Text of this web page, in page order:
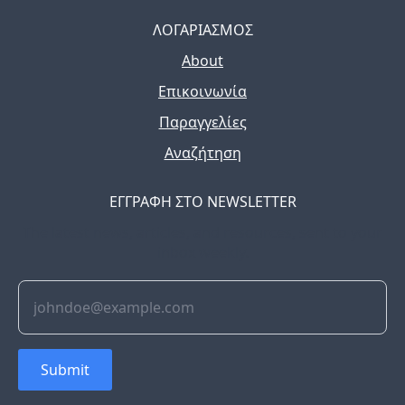
ΛΟΓΑΡΙΑΣΜΟΣ
About
Επικοινωνία
Παραγγελίες
Αναζήτηση
ΕΓΓΡΑΦΗ ΣΤΟ NEWSLETTER
Submit